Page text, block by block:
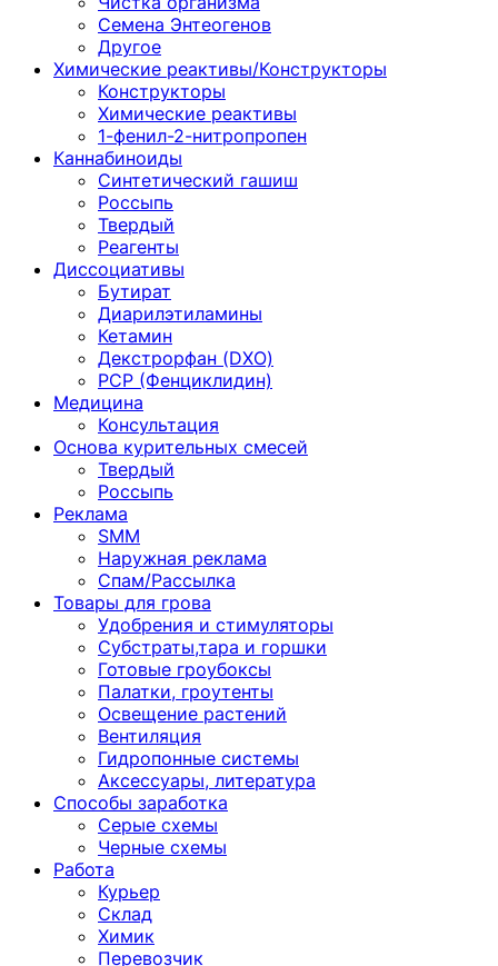
Семена Энтеогенов
Другое
Химические реактивы/Конструкторы
Конструкторы
Химические реактивы
1-фенил-2-нитропропен
Каннабиноиды
Синтетический гашиш
Россыпь
Твердый
Реагенты
Диссоциативы
Бутират
Диарилэтиламины
Кетамин
Декстрорфан (DXO)
PCP (Фенциклидин)
Медицина
Консультация
Основа курительных смесей
Твердый
Россыпь
Реклама
SMM
Наружная реклама
Спам/Рассылка
Товары для грова
Удобрения и стимуляторы
Субстраты,тара и горшки
Готовые гроубоксы
Палатки, гроутенты
Освещение растений
Вентиляция
Гидропонные системы
Аксессуары, литература
Способы заработка
Серые схемы
Черные схемы
Работа
Курьер
Склад
Химик
Перевозчик